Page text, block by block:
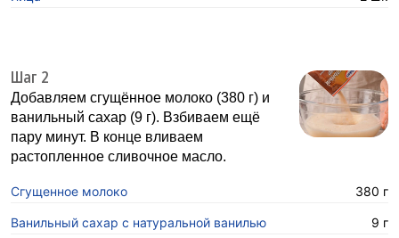
Шаг 2
Добавляем сгущённое молоко (380 г) и
ванильный сахар (9 г). Взбиваем ещё
пару минут. В конце вливаем
растопленное сливочное масло.
Сгущенное молоко 380 г
Ванильный сахар с натуральной ванилью 9 г